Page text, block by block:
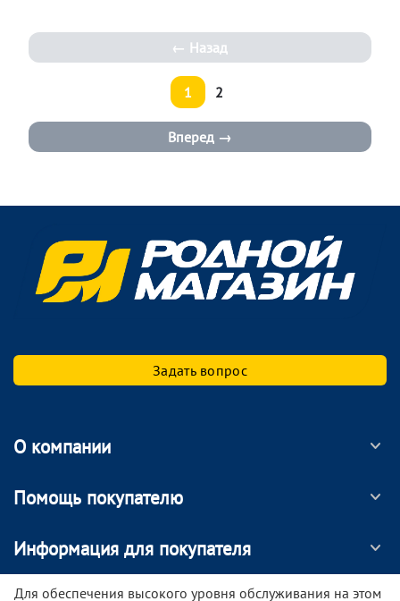
Назад
1 2
Вперед
Задать вопрос
О компании
Помощь покупателю
Информация для покупателя
МОБИЛЬНОЕ ПРИЛОЖЕНИЕ
Для обеспечения высокого уровня обслуживания на этом